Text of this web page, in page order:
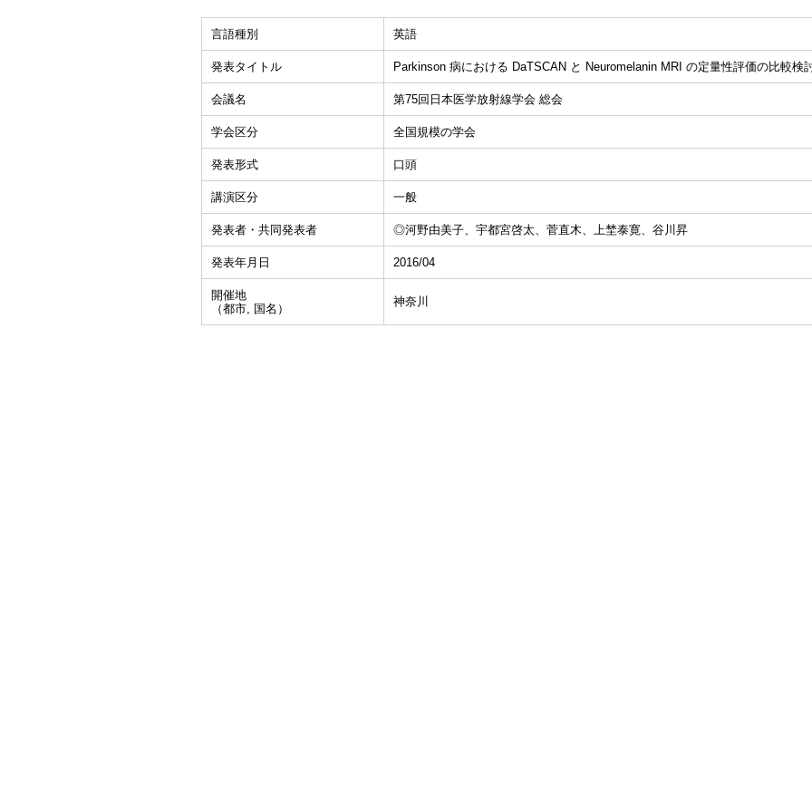
言語種別 英語
発表タイトル Parkinson 病における DaTSCAN と Neuromelanin MRI の定量性評価の比較検
会議名 第75回日本医学放射線学会 総会
学会区分 全国規模の学会
発表形式 口頭
講演区分 一般
発表者・共同発表者 ◎河野由美子、宇都宮啓太、菅直木、上埜泰寛、谷川昇
発表年月日 2016/04
開催地
（都市, 国名）
神奈川